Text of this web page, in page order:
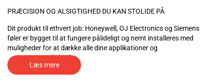
PRÆCISION OG ALSIGTIGHED DU KAN STOLIDE PÅ
Dit produkt til ethvert job: Honeywell, OJ Electronics og Siemens
føler er bygget til at fungere pålideligt og nemt installeres med
muligheder for at dække alle dine applikationer og
monteringsmuligheder.
Pressostater til luft.
Læs mere